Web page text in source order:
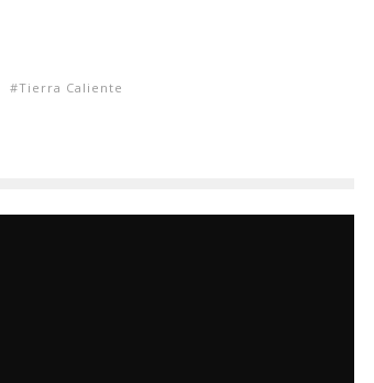
Tierra Caliente